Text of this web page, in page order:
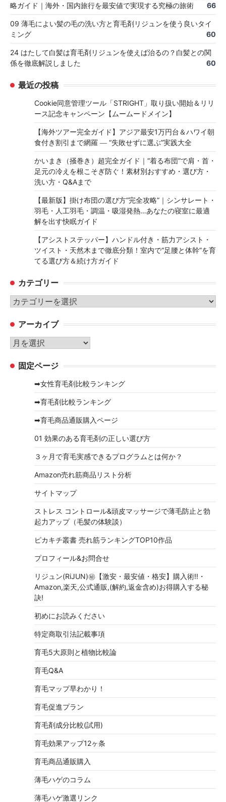
略ガイド｜海外・国内旅行を最安値で実現する究極の旅術
66
09 薄毛によい髪の毛の洗い方と育毛剤リジュンを使う良いタイ
ミング
60
24 はたして白髪は育毛剤リジュンを使えば治るの？白髪との関
係を徹底解説しました
60
最近の投稿
Cookie同意管理ツール「STRIGHT」取り扱い開始＆リリ
ース記念キャンペーン【ムームードメイン】
【海外ツアー完全ガイド】アジア最安1万円台＆ハワイ朝
食付き割引まで網羅 ― “失敗せずに選ぶ”実践大全
かいまき（掻巻き）超完全ガイド｜“着る布団”で肩・首・
足元の冷えを根こそぎ防ぐ！素材別おすすめ・選び方・
洗い方・Q&Aまで
【最新版】掛け布団の選び方“完全攻略”｜シンサレート・
羽毛・人工羽毛・調温・吸湿発熱…あなたの寝室に最適
解を出す快眠ガイド
【アシストステッパー】ハンドル付き・筋力アシスト・
ツイスト・天然木まで徹底分類！室内で“足腰と体幹”を育
てる選び方＆続け方ガイド
カテゴリー
カ
ゴ
リ
ー
アーカイブ
ア
カ 固定ページ
➡女性育毛剤比較ランキング
➡育毛剤比較ランキング
➡育毛商品通販購入ページ
01 効果のある育毛剤の正しい選び方
３ヶ月で育毛実感できるプログラムとは何か？
Amazon売れ筋商品リスト分析
サイトマップ
ストレス コントロール&頭皮マッサージで薄毛防止と勃
起力アップ（毛髪の体験談）
ピカキチ叢書 売れ筋ランキングTOP10作品
プロフィール&お問合せ
リジュン(RiJUN)㊙【激安・最安値・格安】購入術!!・
Amazon,楽天,公式通販,(解約,返金含め)お得購入する秘
訣!
初めにお読みください
特定商取引法記載事項
育毛5大原則と植物比較論
育毛Q&A
育毛マップ早わかり！
育毛促進プラン
育毛剤成分比較(試用)
育毛効果アップ12ヶ条
育毛商品通販購入
薄毛ハゲのコラム
薄毛ハゲ激選リンク